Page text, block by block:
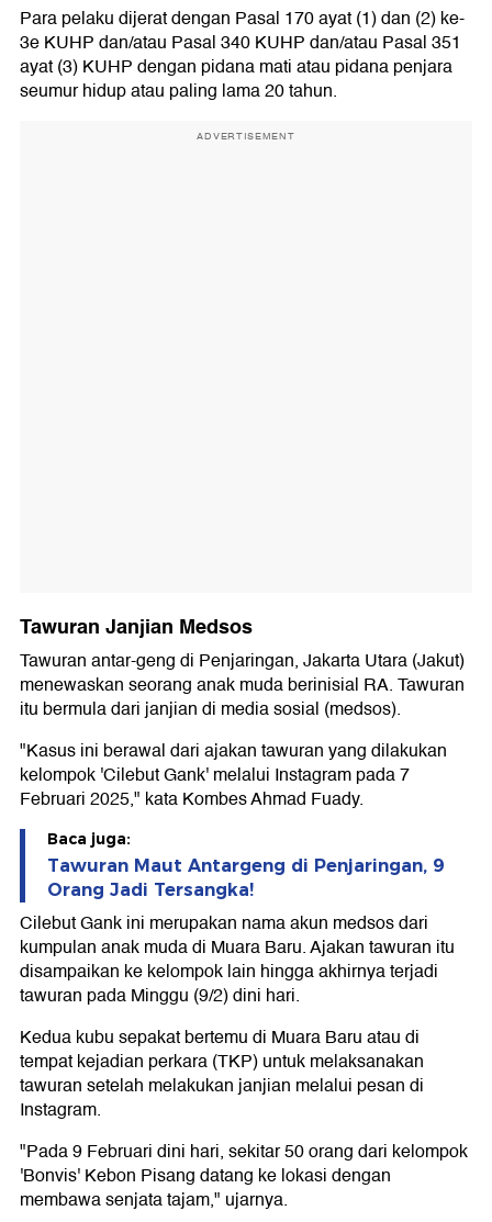
Para pelaku dijerat dengan Pasal 170 ayat (1) dan (2) ke-
3e KUHP dan/atau Pasal 340 KUHP dan/atau Pasal 351
ayat (3) KUHP dengan pidana mati atau pidana penjara
seumur hidup atau paling lama 20 tahun.
ADVERTISEMENT
Tawuran Janjian Medsos
Tawuran antar-geng di Penjaringan, Jakarta Utara (Jakut)
menewaskan seorang anak muda berinisial RA. Tawuran
itu bermula dari janjian di media sosial (medsos).
"Kasus ini berawal dari ajakan tawuran yang dilakukan
kelompok 'Cilebut Gank' melalui Instagram pada 7
Februari 2025," kata Kombes Ahmad Fuady.
Baca juga:
Tawuran Maut Antargeng di Penjaringan, 9
Orang Jadi Tersangka!
Cilebut Gank ini merupakan nama akun medsos dari
kumpulan anak muda di Muara Baru. Ajakan tawuran itu
disampaikan ke kelompok lain hingga akhirnya terjadi
tawuran pada Minggu (9/2) dini hari.
Kedua kubu sepakat bertemu di Muara Baru atau di
tempat kejadian perkara (TKP) untuk melaksanakan
tawuran setelah melakukan janjian melalui pesan di
Instagram.
"Pada 9 Februari dini hari, sekitar 50 orang dari kelompok
'Bonvis' Kebon Pisang datang ke lokasi dengan
membawa senjata tajam," ujarnya.